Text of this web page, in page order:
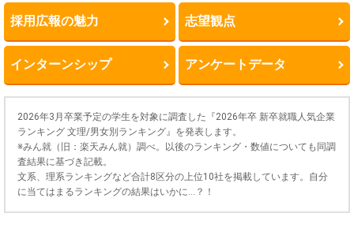
採用広報の魅力 志望観点
インターンシップ アンケートデータ
2026年3月卒業予定の学生を対象に調査した『2026年卒 新卒就職人気企業
ランキング 文理/男女別ランキング』を発表します。
※みん就（旧：楽天みん就）調べ。以後のランキング・数値についても同調
査結果に基づき記載。
文系、理系ランキングなど合計8区分の上位10社を掲載しています。自分
に当てはまるランキングの結果はいかに…？！